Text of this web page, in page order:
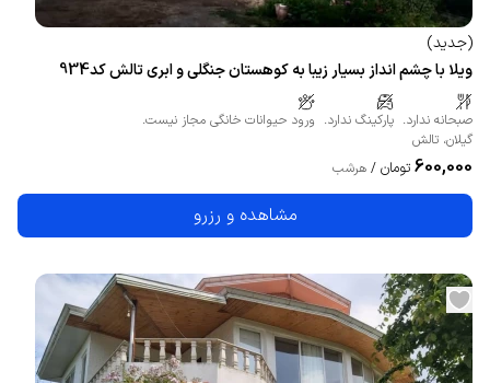
(جدید)
ویلا با چشم انداز بسیار زیبا به کوهستان جنگلی و ابری تالش کد934
صبحانه ندارد. پارکینگ ندارد. ورود حیوانات خانگی مجاز نیست.
گیلان، تالش
600,000 تومان / هرشب
مشاهده و رزرو